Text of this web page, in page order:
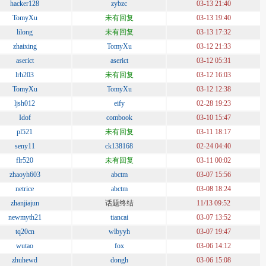
hacker128 zybzc
03-13 21:40
TomyXu 未有回复
03-13 19:40
lilong 未有回复
03-13 17:32
zhaixing TomyXu
03-12 21:33
aserict aserict
03-12 05:31
lrh203 未有回复
03-12 16:03
TomyXu TomyXu
03-12 12:38
ljsh012 eify
02-28 19:23
Idof combook
03-10 15:47
pl521 未有回复
03-11 18:17
seny11 ck138168
02-24 04:40
flr520 未有回复
03-11 00:02
zhaoyh603 abctm
03-07 15:56
netrice abctm
03-08 18:24
zhanjiajun 话题终结
11/13 09:52
newmyth21 tiancai
03-07 13:52
tq20cn wlbyyh
03-07 19:47
wutao fox
03-06 14:12
zhuhewd dongh 03-06 15:08